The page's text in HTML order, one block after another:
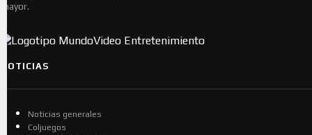
mayor.
NOTICIAS
Noticias generales
Coljuegos